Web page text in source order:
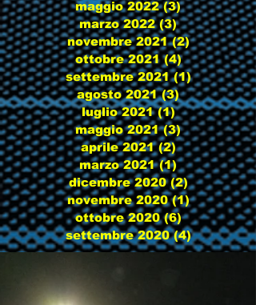
maggio 2022 (3)3 post
marzo 2022 (3)3 post
novembre 2021 (2)2 post
ottobre 2021 (4)4 post
settembre 2021 (1)1 post
agosto 2021 (3)3 post
luglio 2021 (1)1 post
maggio 2021 (3)3 post
aprile 2021 (2)2 post
marzo 2021 (1)1 post
dicembre 2020 (2)2 post
novembre 2020 (1)1 post
ottobre 2020 (6)6 post
settembre 2020 (4)4 post